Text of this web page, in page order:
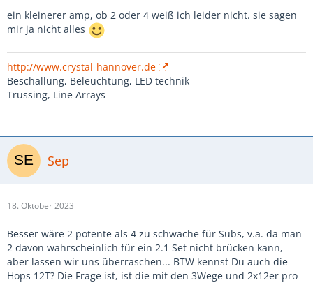
ein kleinerer amp, ob 2 oder 4 weiß ich leider nicht. sie sagen
mir ja nicht alles
http://www.crystal-hannover.de
Beschallung, Beleuchtung, LED technik
Trussing, Line Arrays
Sep
18. Oktober 2023
Besser wäre 2 potente als 4 zu schwache für Subs, v.a. da man
2 davon wahrscheinlich für ein 2.1 Set nicht brücken kann,
aber lassen wir uns überraschen... BTW kennst Du auch die
Hops 12T? Die Frage ist, ist die mit den 3Wege und 2x12er pro